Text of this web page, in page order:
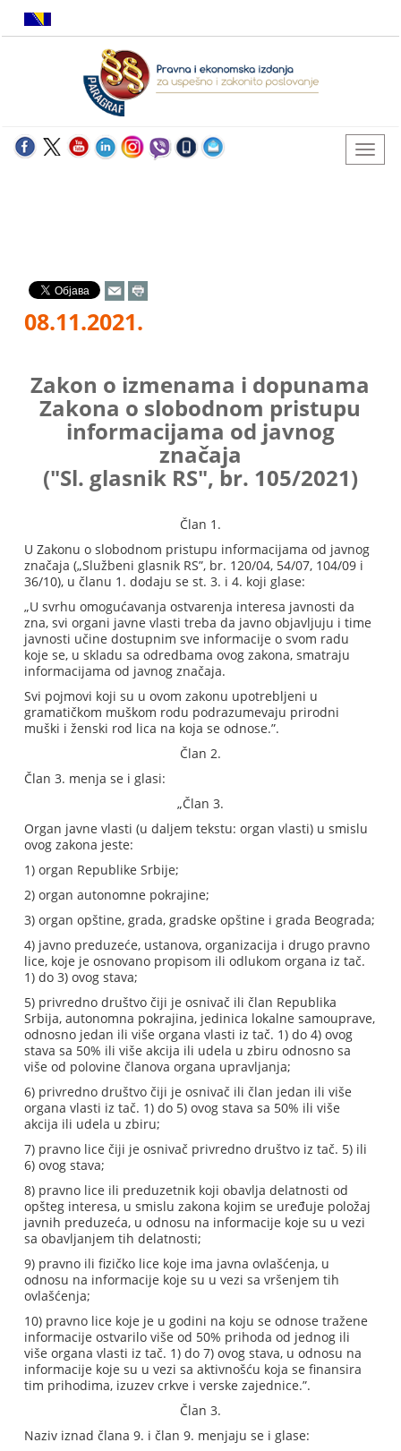
08.11.2021.
Zakon o izmenama i dopunama
Zakona o slobodnom pristupu
informacijama od javnog
značaja
("Sl. glasnik RS", br. 105/2021)
Član 1.
U Zakonu o slobodnom pristupu informacijama od javnog
značaja („Službeni glasnik RS”, br. 120/04, 54/07, 104/09 i
36/10), u članu 1. dodaju se st. 3. i 4. koji glase:
„U svrhu omogućavanja ostvarenja interesa javnosti da
zna, svi organi javne vlasti treba da javno objavljuju i time
javnosti učine dostupnim sve informacije o svom radu
koje se, u skladu sa odredbama ovog zakona, smatraju
informacijama od javnog značaja.
Svi pojmovi koji su u ovom zakonu upotrebljeni u
gramatičkom muškom rodu podrazumevaju prirodni
muški i ženski rod lica na koja se odnose.”.
Član 2.
Član 3. menja se i glasi:
„Član 3.
Organ javne vlasti (u daljem tekstu: organ vlasti) u smislu
ovog zakona jeste:
1) organ Republike Srbije;
2) organ autonomne pokrajine;
3) organ opštine, grada, gradske opštine i grada Beograda;
4) javno preduzeće, ustanova, organizacija i drugo pravno
lice, koje je osnovano propisom ili odlukom organa iz tač.
1) do 3) ovog stava;
5) privredno društvo čiji je osnivač ili član Republika
Srbija, autonomna pokrajina, jedinica lokalne samouprave,
odnosno jedan ili više organa vlasti iz tač. 1) do 4) ovog
stava sa 50% ili više akcija ili udela u zbiru odnosno sa
više od polovine članova organa upravljanja;
6) privredno društvo čiji je osnivač ili član jedan ili više
organa vlasti iz tač. 1) do 5) ovog stava sa 50% ili više
akcija ili udela u zbiru;
7) pravno lice čiji je osnivač privredno društvo iz tač. 5) ili
6) ovog stava;
8) pravno lice ili preduzetnik koji obavlja delatnosti od
opšteg interesa, u smislu zakona kojim se uređuje položaj
javnih preduzeća, u odnosu na informacije koje su u vezi
sa obavljanjem tih delatnosti;
9) pravno ili fizičko lice koje ima javna ovlašćenja, u
odnosu na informacije koje su u vezi sa vršenjem tih
ovlašćenja;
10) pravno lice koje je u godini na koju se odnose tražene
informacije ostvarilo više od 50% prihoda od jednog ili
više organa vlasti iz tač. 1) do 7) ovog stava, u odnosu na
informacije koje su u vezi sa aktivnošću koja se finansira
tim prihodima, izuzev crkve i verske zajednice.”.
Član 3.
Naziv iznad člana 9. i član 9. menjaju se i glase: